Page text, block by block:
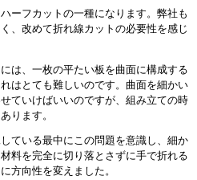
ーフカットの一種になります。弊社も
、改めて折れ線カットの必要性を感じ
は、一枚の平たい板を曲面に構成する
はとても難しいのです。曲面を細かい
ていけばいいのですが、組み立ての時
ります。
ている最中にこの問題を意識し、細か
料を完全に切り落とさずに手で折れる
方向性を変えました。